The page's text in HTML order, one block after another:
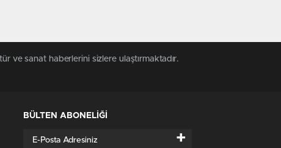
ve sanat haberlerini sizlere ulaştırmaktadır.
BÜLTEN ABONELİĞİ
+